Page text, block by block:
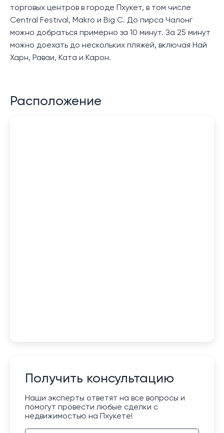
торговых центров в городе Пхукет, в том числе
Central Festival, Makro и Big C. До пирса Чалонг
можно добраться примерно за 10 минут. За 25 минут
можно доехать до нескольких пляжей, включая Най
Харн, Раваи, Ката и Карон.
Расположение
Получить консультацию
Наши эксперты ответят на все вопросы и
помогут провести любые сделки с
недвижимостью на Пхукете!